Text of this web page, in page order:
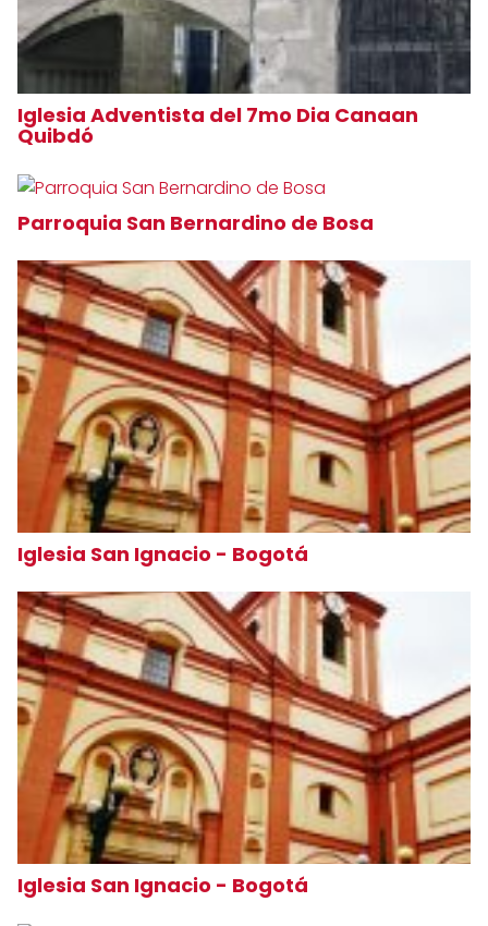
Iglesia Adventista del 7mo Dia Canaan
Quibdó
Parroquia San Bernardino de Bosa
Iglesia San Ignacio - Bogotá
Iglesia San Ignacio - Bogotá